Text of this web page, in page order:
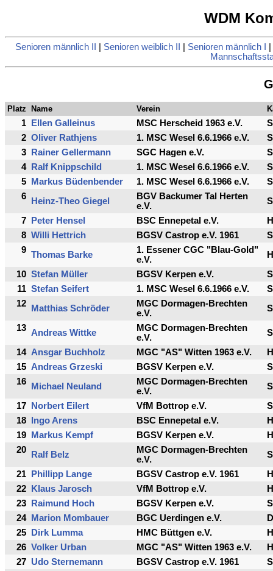
WDM
Senioren männlich II Senioren weiblich II Senioren männlich I
Platz Name Verein
1 Ellen Galleinus MSC Herscheid 1963 e.V.
2 Oliver Rathjens 1. MSC Wesel 6.6.1966 e.V.
3
Rainer Gellermann SGC Hagen e.V.
4
Ralf Knippschild 1. MSC Wesel 6.6.1966 e.V.
5
Markus Büdenbender 1. MSC Wesel 6.6.1966 e.V.
6
Heinz-Theo Giegel
BGV Backumer Tal Herten
e.V.
7
Peter Hensel BSC Ennepetal e.V.
H
8 Willi Hettrich BGSV Castrop e.V. 1961
9 Thomas Barke
1. Essener CGC "Blau-Gold"
e.V.
H
10 Stefan Müller BGSV Kerpen e.V.
11 Stefan Seifert 1. MSC Wesel 6.6.1966 e.V.
12
Matthias Schröder
MGC Dormagen-Brechten
e.V.
13 Andreas Wittke
MGC Dormagen-Brechten
e.V.
14 Ansgar Buchholz MGC "AS" Witten 1963 e.V.
H
15 Andreas Grzeski BGSV Kerpen e.V.
16
Michael Neuland
MGC Dormagen-Brechten
e.V.
17
Norbert Eilert VfM Bottrop e.V.
18
Ingo Arens BSC Ennepetal e.V.
H
19
Markus Kempf BGSV Kerpen e.V.
H
20
Ralf Belz
MGC Dormagen-Brechten
e.V.
21
Phillipp Lange BGSV Castrop e.V. 1961
H
22
Klaus Jarosch VfM Bottrop e.V.
H
23
Raimund Hoch BGSV Kerpen e.V.
24
Marion Mombauer BGC Uerdingen e.V.
D
25
Dirk Lumma HMC Büttgen e.V.
H
26 Volker Urban MGC "AS" Witten 1963 e.V.
H
27 Udo Sternemann BGSV Castrop e.V. 1961